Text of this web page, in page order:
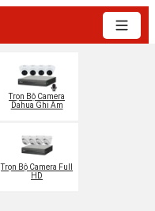
Trọn Bộ Camera
Dahua Ghi Âm
Trọn Bộ Camera Full
HD